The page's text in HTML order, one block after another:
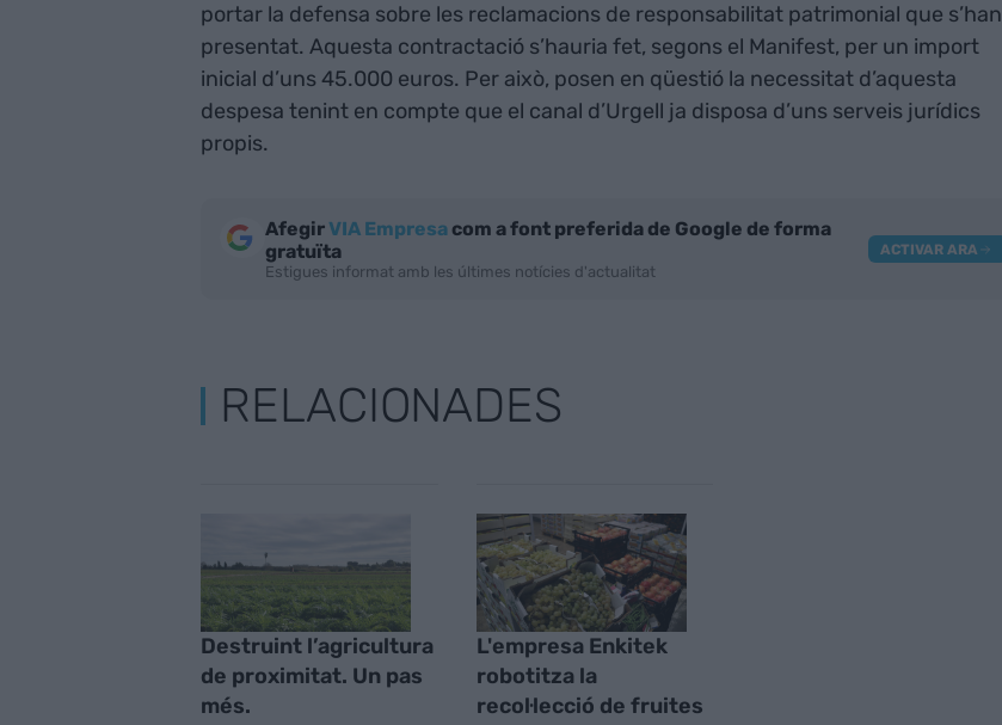
portar la defensa sobre les reclamacions de responsabilitat patrimonial que s’han
presentat. Aquesta contractació s’hauria fet, segons el Manifest, per un import
inicial d’uns 45.000 euros. Per això, posen en qüestió la necessitat d’aquesta
despesa tenint en compte que el canal d’Urgell ja disposa d’uns serveis jurídics
propis.
AfegirVIA Empresacom a font preferida de Google de forma
gratuïta
Estigues informat amb les últimes notícies d'actualitat
ACTIVAR ARA
RELACIONADES
Destruint l’agricultura
de proximitat. Un pas
més.
L'empresa Enkitek
robotitza la
recol·lecció de fruites